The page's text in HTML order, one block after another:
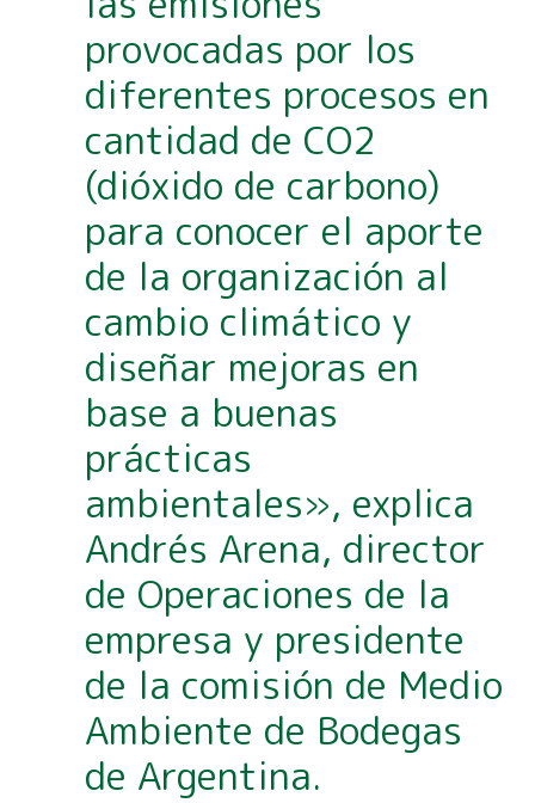
provocadas por los
diferentes procesos en
cantidad de CO2
(dióxido de carbono)
para conocer el aporte
de la organización al
cambio climático y
diseñar mejoras en
base a buenas
prácticas
ambientales», explica
Andrés Arena, director
de Operaciones de la
empresa y presidente
de la comisión de Medio
Ambiente de Bodegas
de Argentina.